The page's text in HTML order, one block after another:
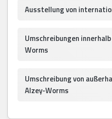
Ausstellung von
Umschreibungen
Worms
Umschreibung von
Alzey-Worms